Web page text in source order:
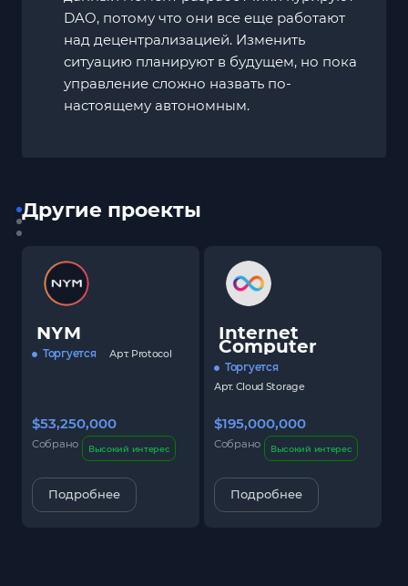
DAO, потому что они все еще работают
над децентрализацией. Изменить
ситуацию планируют в будущем, но пока
управление сложно назвать по-
настоящему автономным.
Другие проекты
NYM
Торгуется Арт. Protocol
$53,250,000
Собрано Высокий интерес
Подробнее
Internet
Computer
Торгуется
Арт. Cloud Storage
$195,000,000
Собрано Высокий интерес
Подробнее